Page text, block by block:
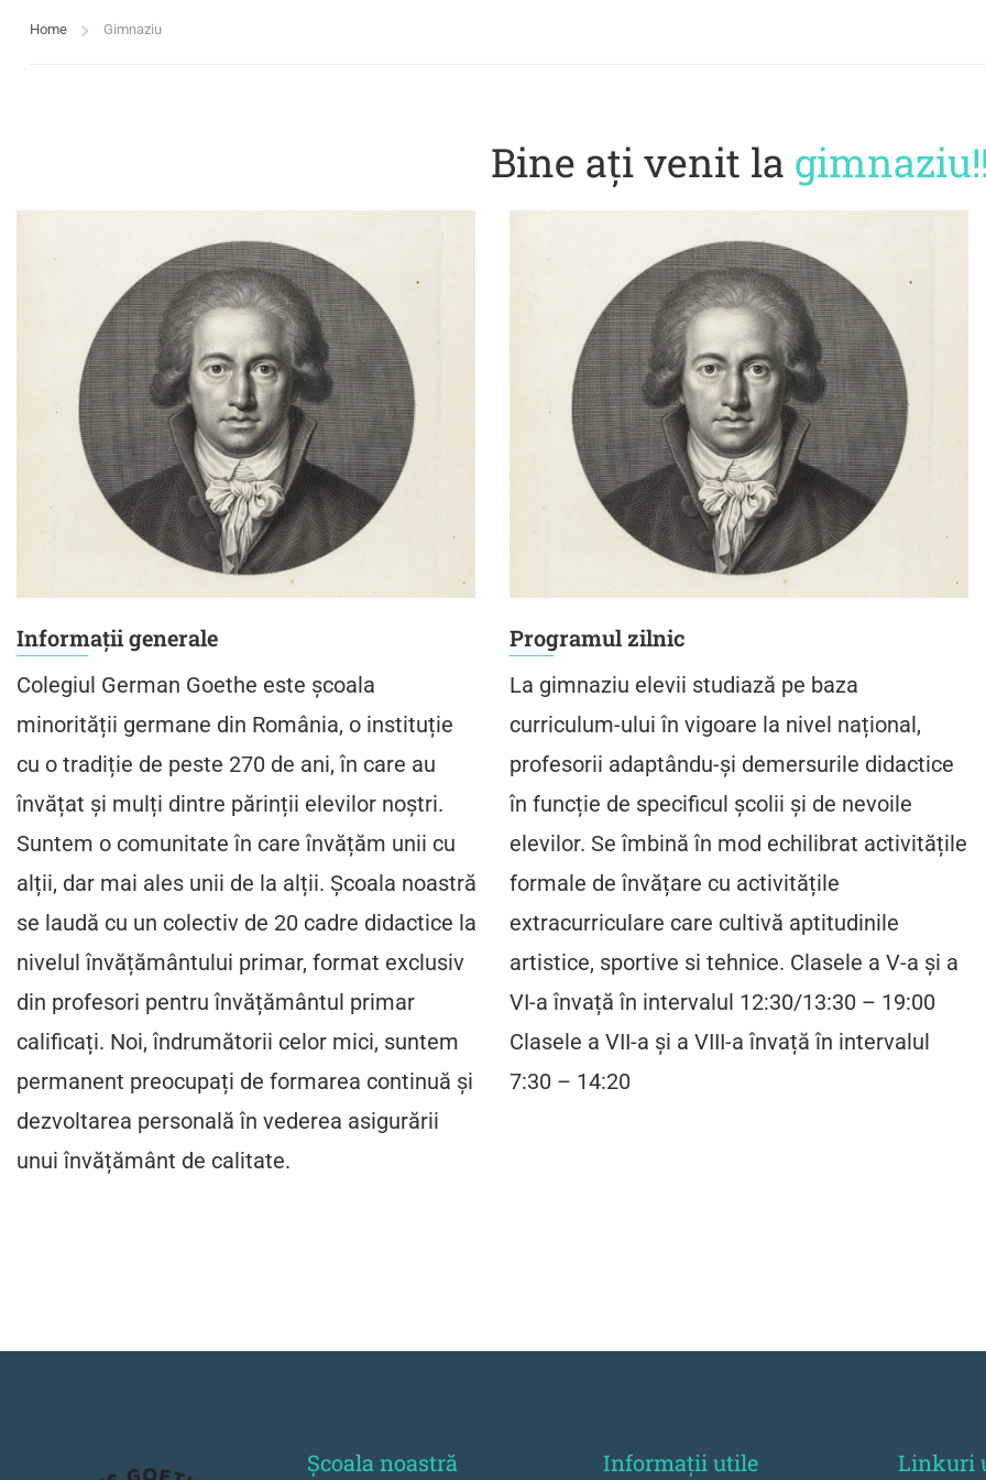
Home Gimnaziu
Bine ați venit la
Informații generale
Colegiul German Goethe este școala
minorității germane din România, o instituție
cu o tradiție de peste 270 de ani, în care au
învățat și mulți dintre părinții elevilor noștri.
Suntem o comunitate în care învățăm unii cu
alții, dar mai ales unii de la alții. Școala noastră
se laudă cu un colectiv de 20 cadre didactice la
nivelul învățământului primar, format exclusiv
din profesori pentru învățământul primar
calificați. Noi, îndrumătorii celor mici, suntem
permanent preocupați de formarea continuă și
dezvoltarea personală în vederea asigurării
unui învățământ de calitate.
Programul zilnic
La gimnaziu elevii studiază pe baza
curriculum-ului în vigoare la nivel național,
profesorii adaptându-și demersurile didactice
în funcție de specificul școlii și de nevoile
elevilor. Se îmbină în mod echilibrat activitățile
formale de învățare cu activitățile
extracurriculare care cultivă aptitudinile
artistice, sportive si tehnice. Clasele a V-a și a
VI-a învață în intervalul 12:30/13:30 – 19:00
Clasele a VII-a și a VIII-a învață în intervalul
7:30 – 14:20
Școala noastră Informații utile Linkuri